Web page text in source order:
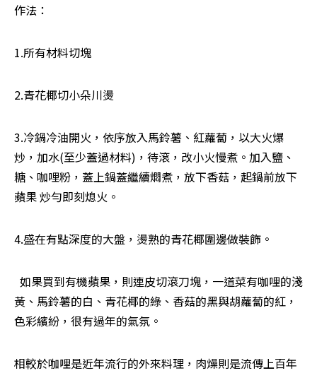
作法：
1.所有材料切塊
2.青花椰切小朵川燙
3.冷鍋冷油開火，依序放入馬鈴薯、紅蘿蔔，以大火爆
炒，加水(至少蓋過材料)，待滾，改小火慢煮。加入鹽、
糖、咖哩粉，蓋上鍋蓋繼續燜煮，放下香菇，起鍋前放下
蘋果 炒勻即刻熄火。
4.盛在有點深度的大盤，燙熟的青花椰圍邊做裝飾。
如果買到有機蘋果，則連皮切滾刀塊，一道菜有咖哩的淺
黃、馬鈴薯的白、青花椰的綠、香菇的黑與胡蘿蔔的紅，
色彩繽紛，很有過年的氣氛。
相較於咖哩是近年流行的外來料理，肉燥則是流傳上百年